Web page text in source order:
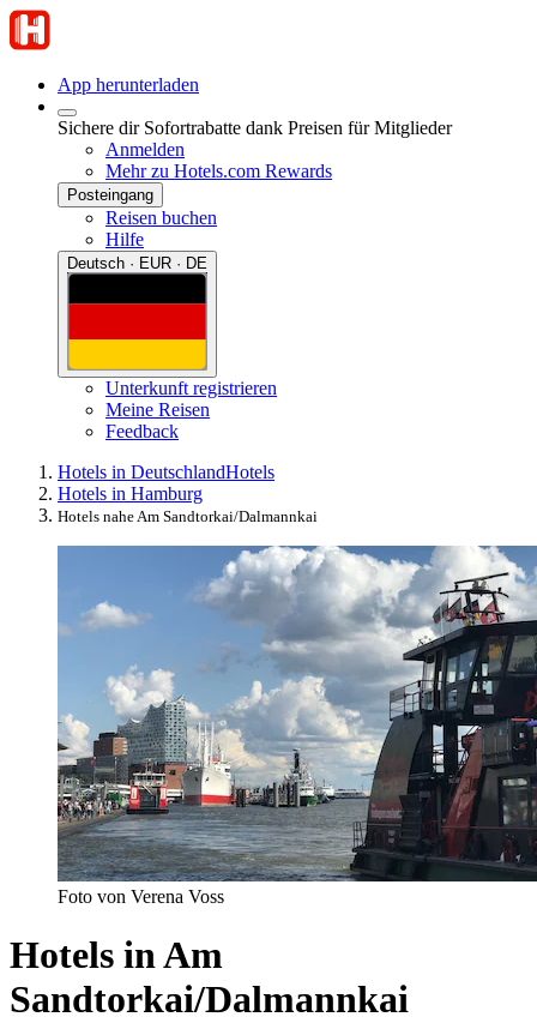
App herunterladen
Sichere dir Sofortrabatte dank Preisen für Mitglieder
Anmelden
Mehr zu Hotels.com Rewards
Posteingang
Reisen buchen
Hilfe
Deutsch · EUR · DE
Unterkunft registrieren
Meine Reisen
Feedback
Hotels in DeutschlandHotels
Hotels in Hamburg
Hotels nahe Am Sandtorkai/Dalmannkai
Foto von Verena Voss
Hotels in Am
Sandtorkai/Dalmannkai